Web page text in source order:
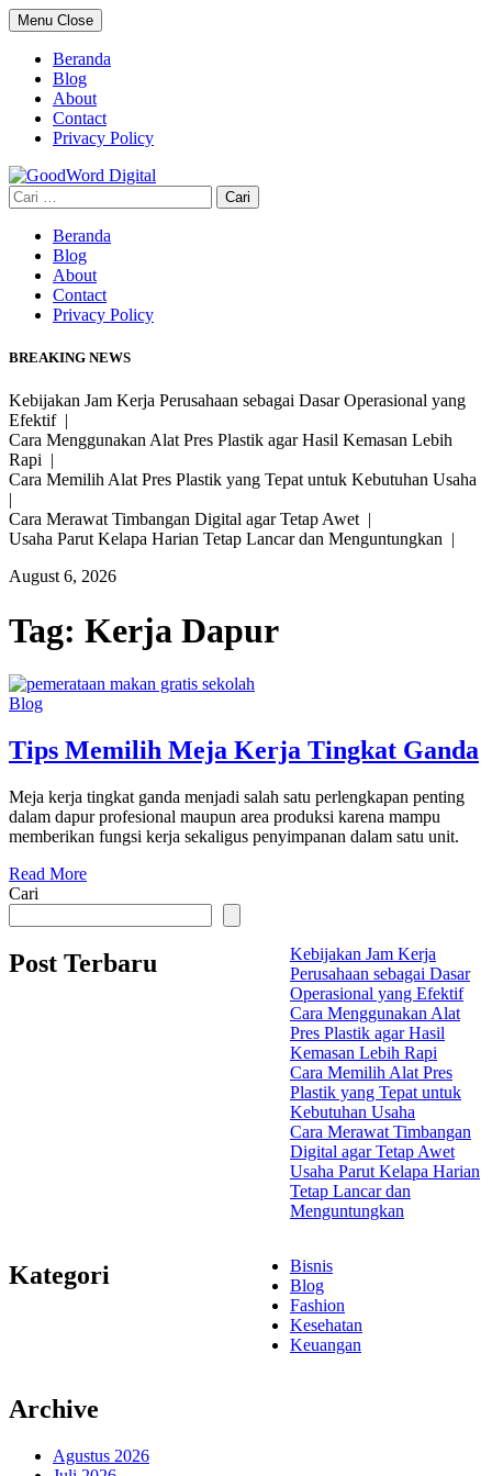
Skip
to
content
Menu Close
Beranda
Blog
About
Contact
Privacy Policy
Cari
untuk:
Beranda
Blog
About
Contact
Privacy Policy
BREAKING NEWS
Kebijakan Jam Kerja Perusahaan sebagai Dasar Operasional yang
Efektif |
Cara Menggunakan Alat Pres Plastik agar Hasil Kemasan Lebih
Rapi |
Cara Memilih Alat Pres Plastik yang Tepat untuk Kebutuhan Usaha
|
Cara Merawat Timbangan Digital agar Tetap Awet |
Usaha Parut Kelapa Harian Tetap Lancar dan Menguntungkan |
August 6, 2026
Tag: Kerja Dapur
Blog
Tips Memilih Meja Kerja Tingkat Ganda
Meja kerja tingkat ganda menjadi salah satu perlengkapan penting
dalam dapur profesional maupun area produksi karena mampu
memberikan fungsi kerja sekaligus penyimpanan dalam satu unit.
Read More
Cari
Post Terbaru
Kebijakan Jam Kerja
Perusahaan sebagai Dasar
Operasional yang Efektif
Cara Menggunakan Alat
Pres Plastik agar Hasil
Kemasan Lebih Rapi
Cara Memilih Alat Pres
Plastik yang Tepat untuk
Kebutuhan Usaha
Cara Merawat Timbangan
Digital agar Tetap Awet
Usaha Parut Kelapa Harian
Tetap Lancar dan
Menguntungkan
Kategori
Bisnis
Blog
Fashion
Kesehatan
Keuangan
Archive
Agustus 2026